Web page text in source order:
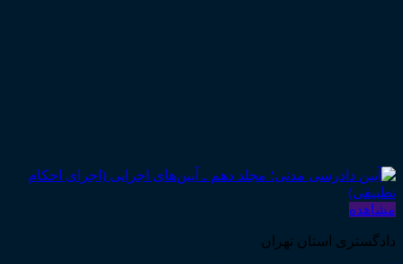
مشاهده
دادگستری استان تهران